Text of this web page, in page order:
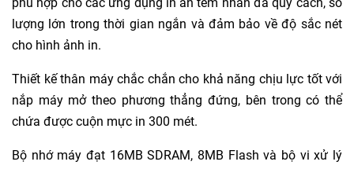
lượng lớn trong thời gian ngắn và đảm bảo về độ sắc nét
cho hình ảnh in.
Thiết kế thân máy chắc chắn cho khả năng chịu lực tốt với
nắp máy mở theo phương thẳng đứng, bên trong có thể
chứa được cuộn mực in 300 mét.
Bộ nhớ máy đạt 16MB SDRAM, 8MB Flash và bộ vi xử lý